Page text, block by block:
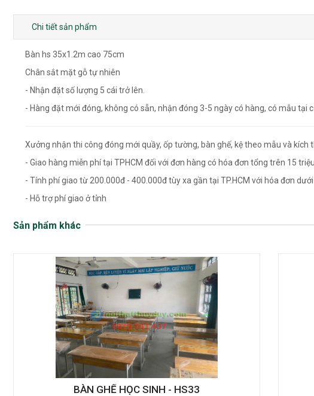
Chi tiết sản phẩm
Bàn hs 35x1.2m cao 75cm
Chân sắt mặt gỗ tự nhiên
- Nhận đặt số lượng 5 cái trở lên.
- Hàng đặt mới đóng, không có sẵn, nhận đóng 3-5 ngày có hàng, có mẫu tại
Xưởng nhận thi công đóng mới quầy, ốp tường, bàn ghế, kệ theo mẫu và kích
- Giao hàng miễn phí tại TPHCM đối với đơn hàng có hóa đơn tổng trên 15 triệu.
- Tính phí giao từ 200.000đ - 400.000đ tùy xa gần tại TP.HCM với hóa đơn dưới
- Hỗ trợ phí giao ở tỉnh
Sản phẩm khác
BÀN GHẾ HỌC SINH - HS33